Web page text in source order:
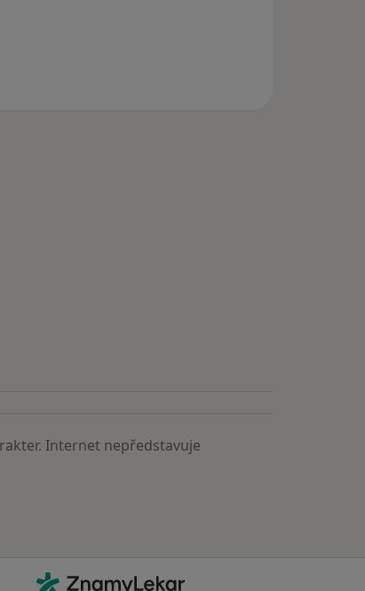
Internet nepředstavuje
Kontakt
ZnamyLekar - Hlavní stránka